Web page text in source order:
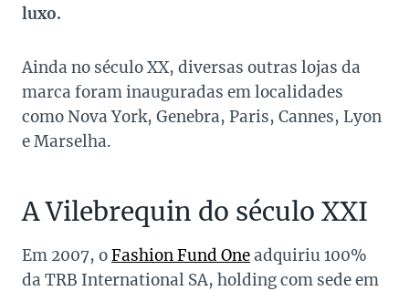
luxo.
Ainda no século XX, diversas outras lojas da
marca foram inauguradas em localidades
como Nova York, Genebra, Paris, Cannes, Lyon
e Marselha.
A Vilebrequin do século XXI
Em 2007, oFashion Fund Oneadquiriu 100%
da TRB International SA, holding com sede em